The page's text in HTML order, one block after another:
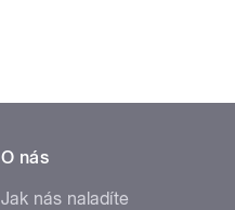
O nás
Jak nás naladíte